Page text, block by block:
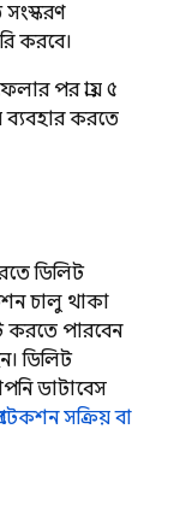
সংস্করণ
করবে।
পর প্রায় ৫
করতে
ডিলিট
চালু থাকা
করতে পারবেন
ডিলিট
ডাটাবেস
সক্রিয় বা